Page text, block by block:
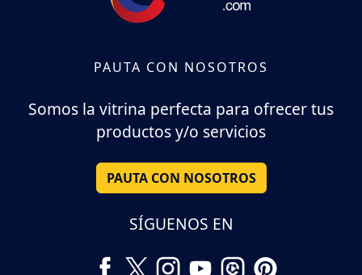
PAUTA CON NOSOTROS
Somos la vitrina perfecta para ofrecer tus
productos y/o servicios
PAUTA CON NOSOTROS
SÍGUENOS EN